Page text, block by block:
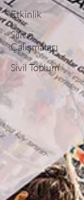
Etkinlik
Silivri
Çalışmaları
Sivil Toplum